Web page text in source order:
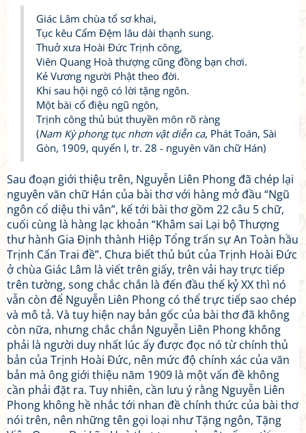
Giác Lâm chùa tổ sơ khai,
Tục kêu Cẩm Đệm lâu dài thạnh sung.
Thuở xưa Hoài Đức Trịnh công,
Viên Quang Hoà thượng cũng đồng bạn chơi.
Kẻ Vương người Phật theo đời.
Khi sau hội ngộ có lời tặng ngôn.
Một bài cổ điệu ngũ ngôn,
Trịnh công thủ bút thuyền môn rõ ràng
(Nam Kỳ phong tục nhơn vật diễn ca, Phát Toán, Sài
Gòn, 1909, quyển I, tr. 28 - nguyên văn chữ Hán)
Sau đoạn giới thiệu trên, Nguyễn Liên Phong đã chép lại
nguyên văn chữ Hán của bài thơ với hàng mở đầu “Ngũ
ngôn cổ diệu thi vân”, kế tới bài thơ gồm 22 câu 5 chữ,
cuối cùng là hàng lạc khoản “Khâm sai Lại bộ Thượng
thư hành Gia Định thành Hiệp Tổng trấn sự An Toàn hầu
Trịnh Cấn Trai đề”. Chưa biết thủ bút của Trịnh Hoài Đức
ở chùa Giác Lâm là viết trên giấy, trên vải hay trực tiếp
trên tường, song chắc chắn là đến đầu thế kỷ XX thì nó
vẫn còn để Nguyễn Liên Phong có thể trực tiếp sao chép
và mô tả. Và tuy hiện nay bản gốc của bài thơ đã không
còn nữa, nhưng chắc chắn Nguyễn Liên Phong không
phải là người duy nhất lúc ấy được đọc nó từ chính thủ
bản của Trịnh Hoài Đức, nên mức độ chính xác của văn
bản mà ông giới thiệu năm 1909 là một vấn đề không
cần phải đặt ra. Tuy nhiên, cần lưu ý rằng Nguyễn Liên
Phong không hề nhắc tới nhan đề chính thức của bài thơ
nói trên, nên những tên gọi loại như Tặng ngôn, Tặng